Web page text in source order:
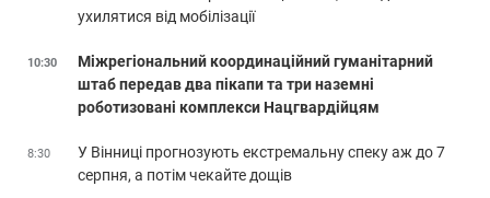
ухилятися від мобілізації
10:30
Міжрегіональний координаційний гуманітарний
штаб передав два пікапи та три наземні
роботизовані комплекси Нацгвардійцям
8:30
У Вінниці прогнозують екстремальну спеку аж до 7
серпня, а потім чекайте дощів